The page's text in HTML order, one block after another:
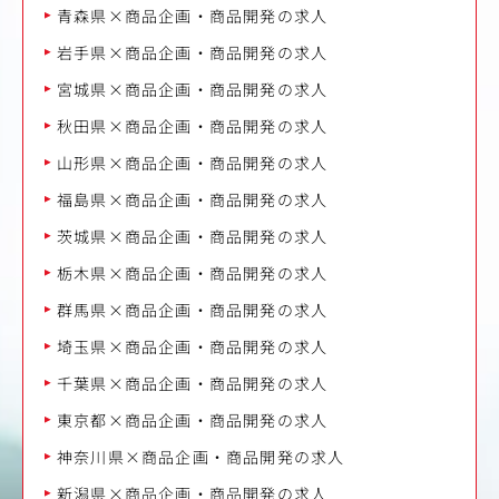
青森県×商品企画・商品開発の求人
岩手県×商品企画・商品開発の求人
宮城県×商品企画・商品開発の求人
秋田県×商品企画・商品開発の求人
山形県×商品企画・商品開発の求人
福島県×商品企画・商品開発の求人
茨城県×商品企画・商品開発の求人
栃木県×商品企画・商品開発の求人
群馬県×商品企画・商品開発の求人
埼玉県×商品企画・商品開発の求人
千葉県×商品企画・商品開発の求人
東京都×商品企画・商品開発の求人
神奈川県×商品企画・商品開発の求人
新潟県×商品企画・商品開発の求人